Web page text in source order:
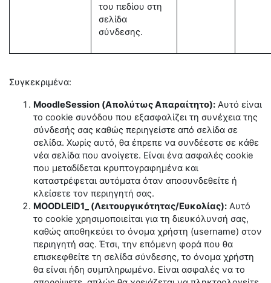
του πεδίου στη
σελίδα
σύνδεσης.
Συγκεκριμένα:
MoodleSession (Απολύτως Απαραίτητο): Αυτό είναι
το cookie συνόδου που εξασφαλίζει τη συνέχεια της
σύνδεσής σας καθώς περιηγείστε από σελίδα σε
σελίδα. Χωρίς αυτό, θα έπρεπε να συνδέεστε σε κάθε
νέα σελίδα που ανοίγετε. Είναι ένα ασφαλές cookie
που μεταδίδεται κρυπτογραφημένα και
καταστρέφεται αυτόματα όταν αποσυνδεθείτε ή
κλείσετε τον περιηγητή σας.
MOODLEID1_ (Λειτουργικότητας/Ευκολίας): Αυτό
το cookie χρησιμοποιείται για τη διευκόλυνσή σας,
καθώς αποθηκεύει το όνομα χρήστη (username) στον
περιηγητή σας. Έτσι, την επόμενη φορά που θα
επισκεφθείτε τη σελίδα σύνδεσης, το όνομα χρήστη
θα είναι ήδη συμπληρωμένο. Είναι ασφαλές να το